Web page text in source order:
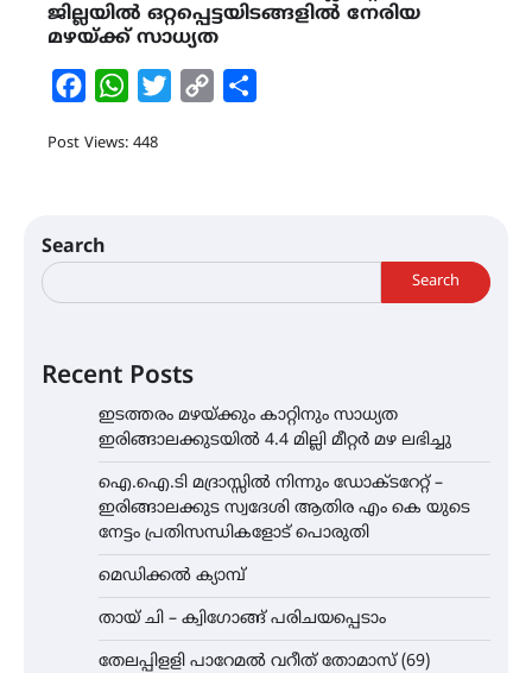
ജില്ലയിൽ ഒറ്റപ്പെട്ടയിടങ്ങളിൽ നേരിയ
മഴയ്ക്ക് സാധ്യത
FacebookWhatsAppTwitterCopy
Post Views: 448
Search
Search
Recent Posts
ഇടത്തരം മഴയ്ക്കും കാറ്റിനും സാധ്യത
ഇരിങ്ങാലക്കുടയിൽ 4.4 മില്ലി മീറ്റർ മഴ ലഭിച്ചു
ഐ.ഐ.ടി മദ്രാസ്സിൽ നിന്നും ഡോക്ടറേറ്റ് –
ഇരിങ്ങാലക്കുട സ്വദേശി ആതിര എം കെ യുടെ
നേട്ടം പ്രതിസന്ധികളോട് പൊരുതി
മെഡിക്കൽ ക്യാമ്പ്
തായ് ചി – ക്വിഗോങ്ങ് പരിചയപ്പെടാം
തേലപ്പിളളി പാറേമൽ വറീത് തോമാസ് (69)